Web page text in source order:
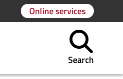
Online services
Search